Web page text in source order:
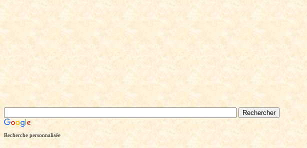
Recherche personnalisée